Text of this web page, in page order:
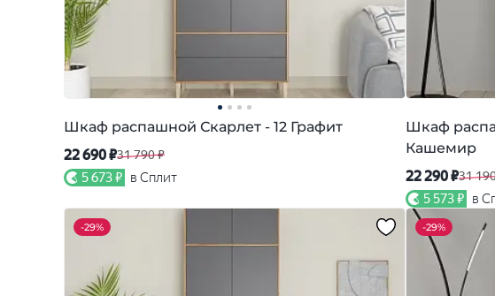
Шкаф распашной Скарлет - 12 Графит
22 690 ₽31 790 ₽
5 673 ₽ в Сплит
Шкаф
Кашемир
22 290 ₽31
5 573 ₽ в
-29% -29%